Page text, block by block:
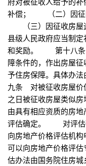
补偿； （二）因征收
（三）因征收房屋
县级人民政府应当制
和奖励。 第十八条
障条件的，作出房屋
予住房保障。具体办
九条 对被征收房屋价
之日被征收房屋类似房
由具有相应资质的房
评估确定。 对评估
向房地产价格评估机构
可以向房地产价格评
估办法由国务院住房